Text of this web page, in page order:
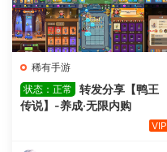
稀有手游
状态：正常
转发分享【鸭王
传说】-养成·无限内购
VIP